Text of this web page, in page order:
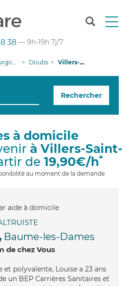
T
n
g
i
38 — 9h-19h 7j/7
Comté Doubs Villers-Saint-Martin
Rechercher
à domicile
à Villers-Saint-
de 19,90€/h*
au moment de la demande
Baume-les-Dames
de chez Vous
et polyvalente, Louise a 23 ans
un BEP Carrières Sanitaires et